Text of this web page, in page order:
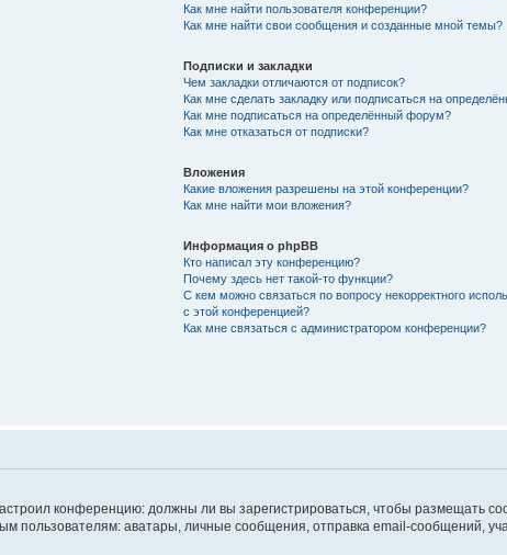
Как мне найти пользователя конференции?
Как мне найти свои сообщения и созданные мной темы?
Подписки и закладки
Чем закладки отличаются от подписок?
Как мне сделать закладку или подписаться на
Как мне подписаться на определённый форум?
Как мне отказаться от подписки?
Вложения
Какие вложения разрешены на этой конференции?
Как мне найти мои вложения?
Информация о phpBB
Кто написал эту конференцию?
Почему здесь нет такой-то функции?
С кем можно связаться по вопросу некорректного
с этой конференцией?
Как мне связаться с администратором конференции?
конференцию: должны ли вы зарегистрироваться, чтобы размещать
аватары, личные сообщения, отправка email-сообщений,